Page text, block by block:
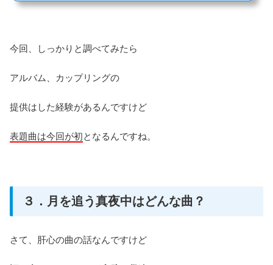
今回、しっかりと調べてみたら
アルバム、カップリングの
提供はした経験があるんですけど
表題曲は今回が初となるんですね。
３．月を追う真夜中はどんな曲？
さて、肝心の曲の話なんですけど